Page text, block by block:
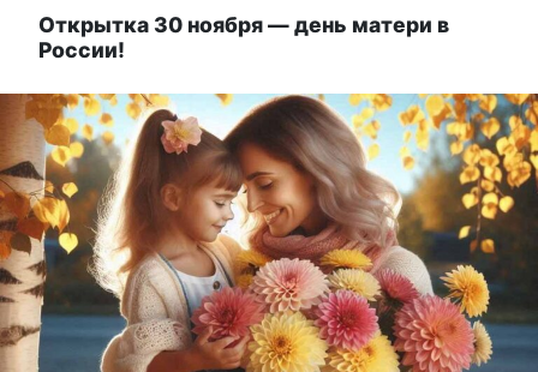
Открытка 30 ноября — день матери в
России!